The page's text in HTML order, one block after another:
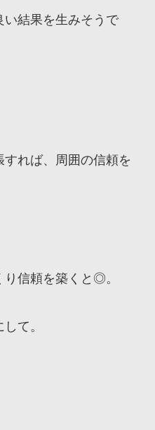
い結果を生みそうで
れば、周囲の信頼を
信頼を築くと◎。
て。